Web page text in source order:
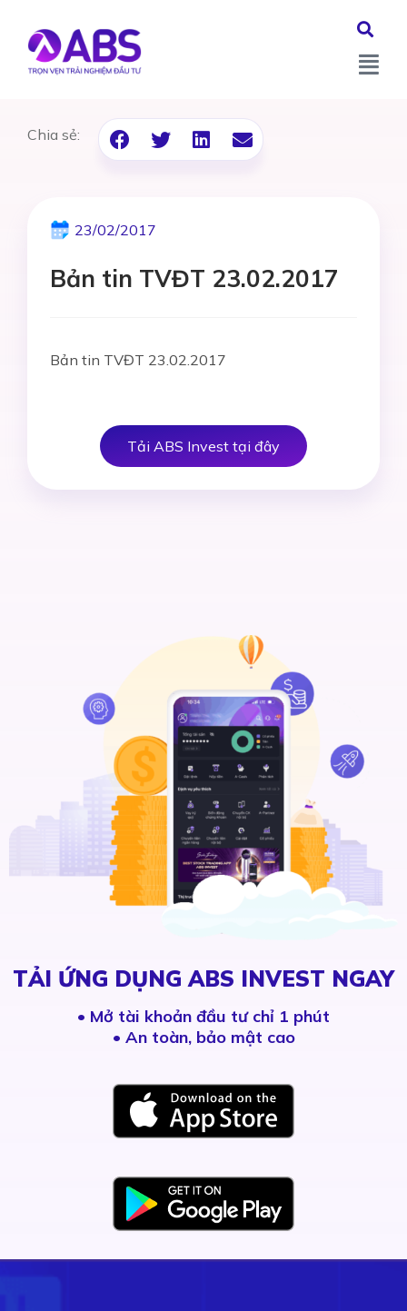
Chia sẻ:
23/02/2017
Bản tin TVĐT 23.02.2017
Bản tin TVĐT 23.02.2017
Tải ABS Invest tại đây
TẢI ỨNG DỤNG ABS INVEST NGAY
• Mở tài khoản đầu tư chỉ 1 phút
• An toàn, bảo mật cao